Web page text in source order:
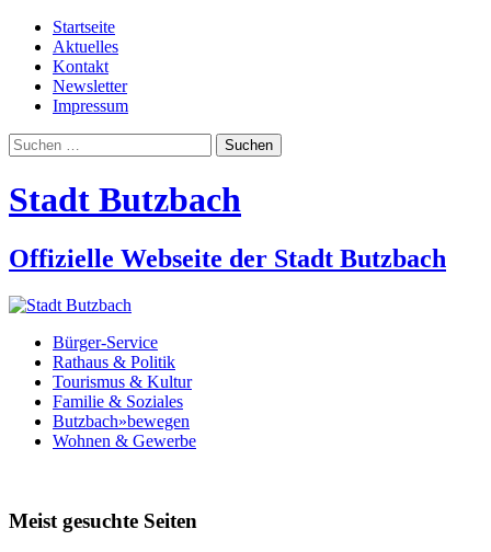
Startseite
Aktuelles
Kontakt
Newsletter
Impressum
Suchen
nach:
Stadt Butzbach
Offizielle Webseite der Stadt Butzbach
Bürger-Service
Rathaus & Politik
Tourismus & Kultur
Familie & Soziales
Butzbach»bewegen
Wohnen & Gewerbe
Meist gesuchte Seiten